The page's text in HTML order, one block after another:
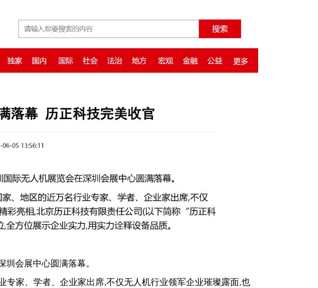
会展中心圆满落幕。
家、学者、企业家出席,不仅无人机行业领军企业璀璨露面,也